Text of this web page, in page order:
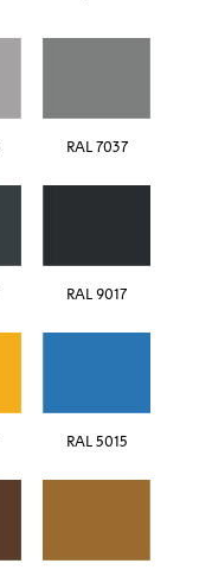
RAL 7037
RAL 9017
RAL 5015